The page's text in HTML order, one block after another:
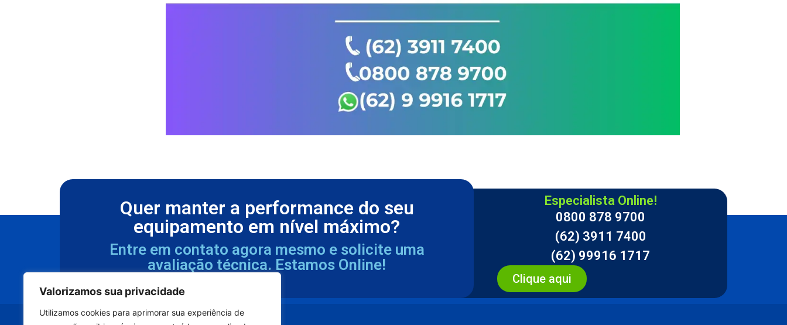
Valorizamos sua privacidade
Utilizamos cookies para aprimorar sua experiência de
Quer manter a performance do seu
equipamento em nível máximo?
Entre em contato agora mesmo e solicite uma
avaliação técnica. Estamos Online!
Especialista Online!
0800 878 9700
(62) 3911 7400
(62) 99916 1717
Clique aqui